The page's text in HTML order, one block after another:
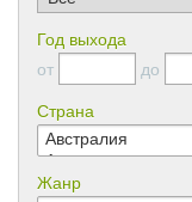
Год выхода
от
до
Страна
Жанр